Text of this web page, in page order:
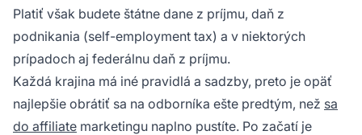
Platiť však budete štátne dane z príjmu, daň z
podnikania (self-employment tax) a v niektorých
prípadoch aj federálnu daň z príjmu.
Každá krajina má iné pravidlá a sadzby, preto je opäť
najlepšie obrátiť sa na odborníka ešte predtým, než sa
do affiliate marketingu naplno pustíte. Po začatí je